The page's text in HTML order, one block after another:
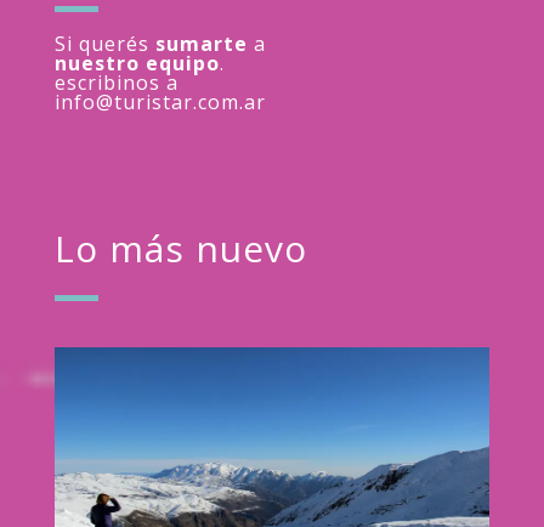
Si querés sumarte a
nuestro equipo.
escribinos a
info@turistar.com.ar
Lo más nuevo